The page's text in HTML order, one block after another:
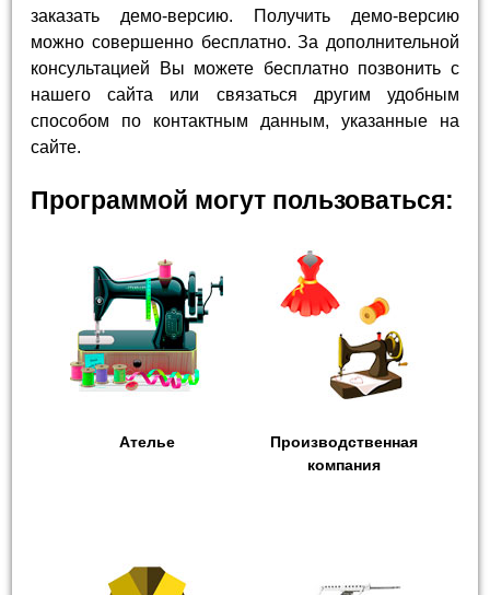
заказать демо-версию. Получить демо-версию
можно совершенно бесплатно. За дополнительной
консультацией Вы можете бесплатно позвонить с
нашего сайта или связаться другим удобным
способом по контактным данным, указанные на
сайте.
Программой могут пользоваться:
Ателье
Производственная
компания